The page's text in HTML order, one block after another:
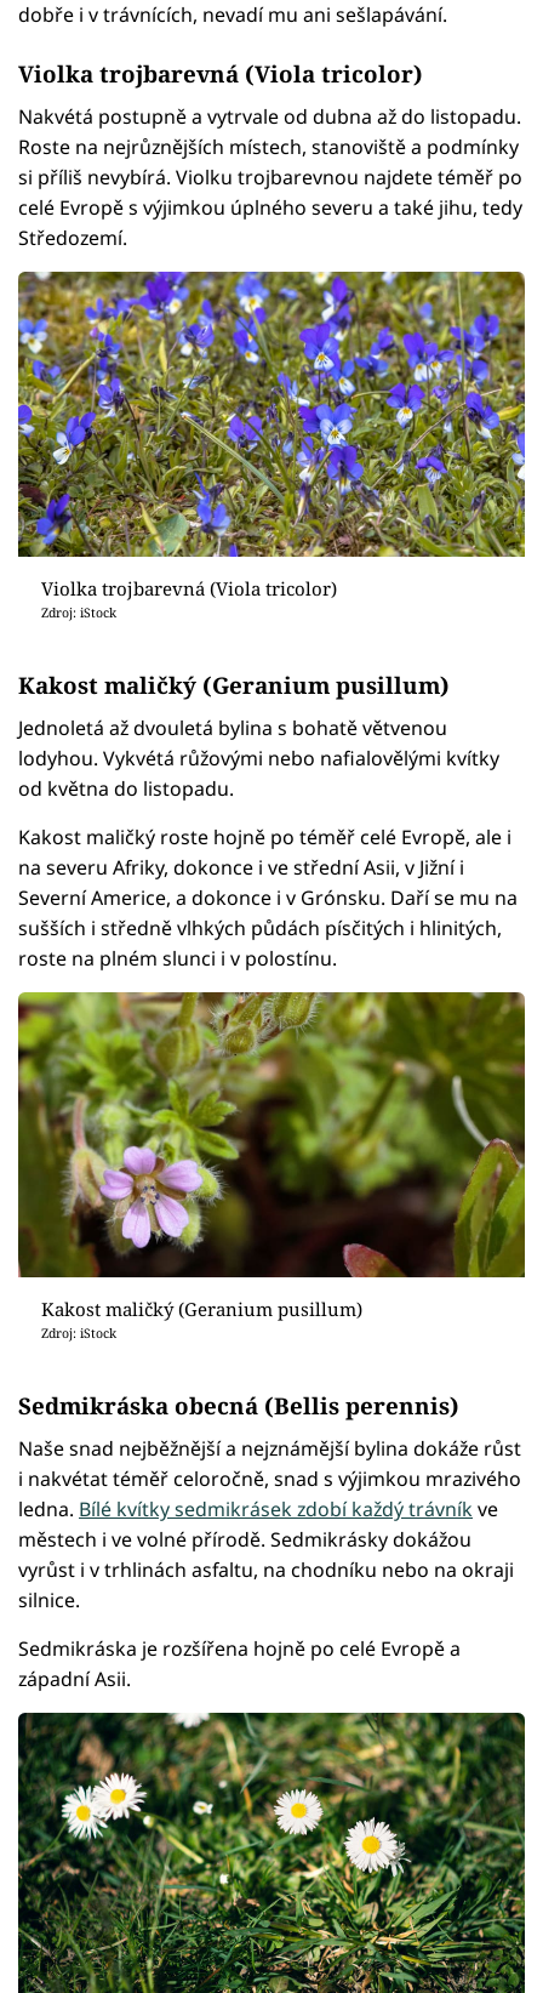
dobře i v trávnících, nevadí mu ani sešlapávání.
Violka trojbarevná (Viola tricolor)
Nakvétá postupně a vytrvale od dubna až do listopadu.
Roste na nejrůznějších místech, stanoviště a podmínky
si příliš nevybírá. Violku trojbarevnou najdete téměř po
celé Evropě s výjimkou úplného severu a také jihu, tedy
Středozemí.
Violka trojbarevná (Viola tricolor)
Zdroj: iStock
Kakost maličký (Geranium pusillum)
Jednoletá až dvouletá bylina s bohatě větvenou
lodyhou. Vykvétá růžovými nebo nafialovělými kvítky
od května do listopadu.
Kakost maličký roste hojně po téměř celé Evropě, ale i
na severu Afriky, dokonce i ve střední Asii, v Jižní i
Severní Americe, a dokonce i v Grónsku. Daří se mu na
sušších i středně vlhkých půdách písčitých i hlinitých,
roste na plném slunci i v polostínu.
Kakost maličký (Geranium pusillum)
Zdroj: iStock
Sedmikráska obecná (Bellis perennis)
Naše snad nejběžnější a nejznámější bylina dokáže růst
i nakvétat téměř celoročně, snad s výjimkou mrazivého
ledna. Bílé kvítky sedmikrásek zdobí každý trávník ve
městech i ve volné přírodě. Sedmikrásky dokážou
vyrůst i v trhlinách asfaltu, na chodníku nebo na okraji
silnice.
Sedmikráska je rozšířena hojně po celé Evropě a
západní Asii.